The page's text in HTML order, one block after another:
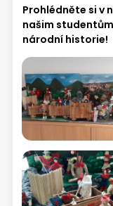
Prohlédněte si v
našim
národní historie!